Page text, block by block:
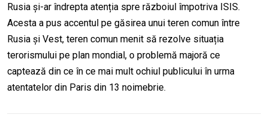
Rusia și-ar îndrepta atenția spre războiul împotriva ISIS.
Acesta a pus accentul pe găsirea unui teren comun între
Rusia și Vest, teren comun menit să rezolve situația
terorismului pe plan mondial, o problemă majoră ce
captează din ce în ce mai mult ochiul publicului în urma
atentatelor din Paris din 13 noimebrie.